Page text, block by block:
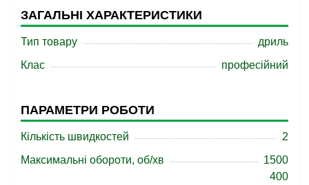
ЗАГАЛЬНІ ХАРАКТЕРИСТИКИ
Тип товару
дриль
Клас
професійний
ПАРАМЕТРИ РОБОТИ
Кількість швидкостей
2
Максимальні обороти, об/хв
1500
400